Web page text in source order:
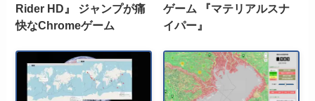
Rider HD』 ジャンプが痛
快なChromeゲーム
ゲーム 『マテリアルスナ
イパー』